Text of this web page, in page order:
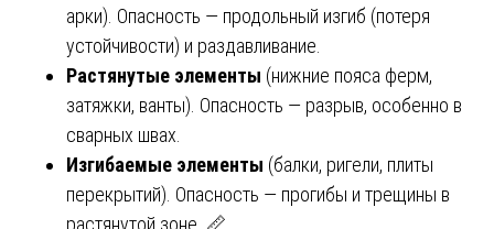
арки). Опасность — продольный изгиб (потеря
устойчивости) и раздавливание.
Растянутые элементы (нижние пояса ферм,
затяжки, ванты). Опасность — разрыв, особенно в
сварных швах.
Изгибаемые элементы (балки, ригели, плиты
перекрытий). Опасность — прогибы и трещины в
растянутой зоне. 📏